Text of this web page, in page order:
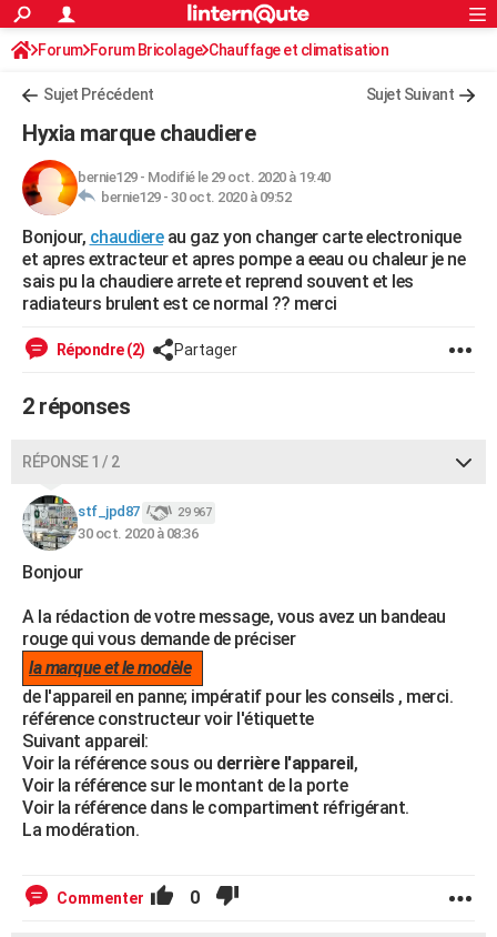
ACTUALITÉS
Politique
Société
Faits Divers
Education
Monde
Villes
+
FINANCE
Retraite
Impôts
Epargne
Immobilier
Risques naturels par ville
Banque
Assurance
Crédit
AUTO
Essais
Réserver un essai
Citadines
Berlines
SUV
Forum auto
+HIGH-TECH
Mobiles
Meilleur smartphone
Internet
Ordinateurs
Jeux vidéo
Guide high-tech
+BRICOLAGE
Forum
Aménagement intérieur
Extérieur
Cuisine
Salle de bains
Jardinage
Rangement
WEEK-END
Alimentation
Guide de la santé
Destinations
City break
Voyage nature
Voyage de noces
Forum
Climat
+PHOTO
GUIDES D'ACHAT
BONS PLANS
CARTE DE VOEUX
Carte de Noël
Carte Bonne année
Carte Saint-Valentin
Carte Pâques
Carte d'anniversaire
DICTIONNAIRE
Dictionnaire
Biographies
Citations
Expressions
Proverbes
PROGRAMME TV
COPAINS D'AVANT
S'inscrire
Se connecter
Lycées
Collèges
Primaires
Universités
Entreprises
Service militaire
Avis de recherche
AVIS DE DÉCÈS
FORUM
Rechercher
S'inscrire
Connexion
Forum Forum Bricolage Chauffage et climatisation
Chauffage Fuel / Gaz / Pétrole
Sujet Précédent Sujet Suivant
Hyxia marque chaudiere
bernie129- Modifié le 29 oct. 2020 à 19:40
bernie129 - 30 oct. 2020 à 09:52
Bonjour, chaudiereau gaz yon changer carte electronique
et apres extracteur et apres pompe a eeau ou chaleur je ne
sais pu la chaudiere arrete et reprend souvent et les
radiateurs brulent est ce normal ?? merci
Répondre (2) Partager
2 réponses
RÉPONSE 1 / 2
stf_jpd87 29 967
30 oct. 2020 à 08:36
Bonjour
A la rédaction de votre message, vous avez un bandeau
rouge qui vous demande de préciser
la marque et le modèle
de l'appareil en panne; impératif pour les conseils , merci.
référence constructeur voir l'étiquette
Suivant appareil:
Voir la référence sous ou derrière l'appareil,
Voir la référence sur le montant de la porte
Voir la référence dans le compartiment réfrigérant.
La modération.
Commenter 0